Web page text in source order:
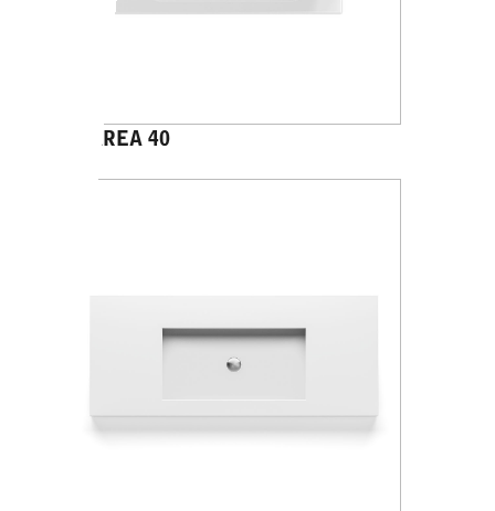
PANAREA 40